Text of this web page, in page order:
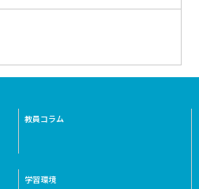
教員コラム
学習環境